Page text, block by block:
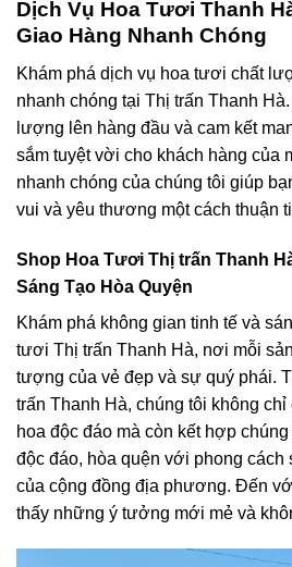
Dịch Vụ Hoa Tươi Thanh
Giao Hàng Nhanh Chóng
Khám phá dịch vụ hoa tươi chất
nhanh chóng tại Thị trấn Thanh
lượng lên hàng đầu và cam kết
sắm tuyệt vời cho khách hàng của
nhanh chóng của chúng tôi giúp
vui và yêu thương một cách thuận
Shop Hoa Tươi Thị trấn Thanh
Sáng Tạo Hòa Quyện
Khám phá không gian tinh tế và
tươi Thị trấn Thanh Hà, nơi mỗi
tượng của vẻ đẹp và sự quý phái.
trấn Thanh Hà, chúng tôi không
hoa độc đáo mà còn kết hợp
độc đáo, hòa quện với phong cách
của cộng đồng địa phương. Đến
thấy những ý tưởng mới mẻ và